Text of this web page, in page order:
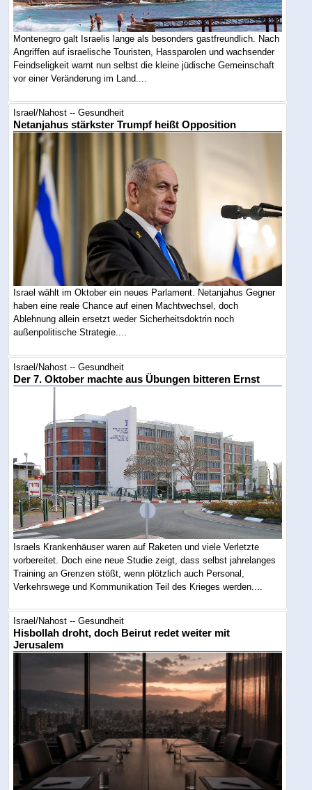
Montenegro galt Israelis lange als besonders gastfreundlich. Nach
Angriffen auf israelische Touristen, Hassparolen und wachsender
Feindseligkeit warnt nun selbst die kleine jüdische Gemeinschaft
vor einer Veränderung im Land....
Israel/Nahost -- Gesundheit
Netanjahus stärkster Trumpf heißt Opposition
Israel wählt im Oktober ein neues Parlament. Netanjahus Gegner
haben eine reale Chance auf einen Machtwechsel, doch
Ablehnung allein ersetzt weder Sicherheitsdoktrin noch
außenpolitische Strategie....
Israel/Nahost -- Gesundheit
Der 7. Oktober machte aus Übungen bitteren Ernst
Israels Krankenhäuser waren auf Raketen und viele Verletzte
vorbereitet. Doch eine neue Studie zeigt, dass selbst jahrelanges
Training an Grenzen stößt, wenn plötzlich auch Personal,
Verkehrswege und Kommunikation Teil des Krieges werden....
Israel/Nahost -- Gesundheit
Hisbollah droht, doch Beirut redet weiter mit
Jerusalem